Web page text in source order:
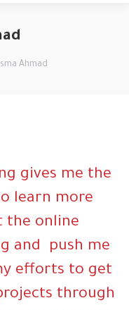
Ahmad
gives me the
learn more
the online
and push me
efforts to get
through